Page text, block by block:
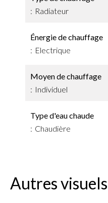
Radiateur
Énergie de chauffage
Electrique
Moyen de chauffage
Individuel
Type d'eau chaude
Chaudière
Autres visuels